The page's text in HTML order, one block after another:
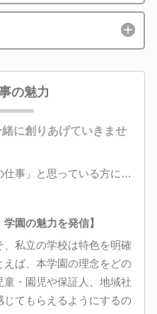
の魅力
に創りあげていきませ
仕事」と思っている方に…
園の魅力を発信】
私立の学校は特色を明確
ば、本学園の理念をどの
・園児や保証人、地域社
てもらえるようにするの